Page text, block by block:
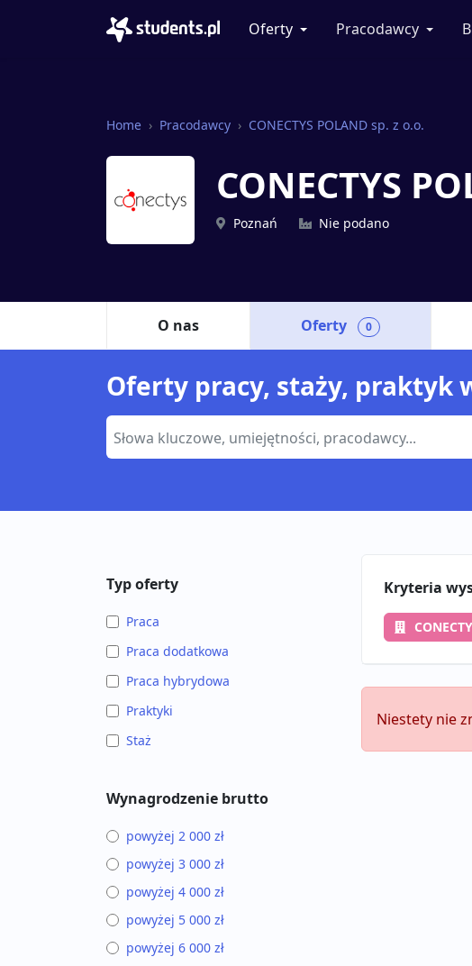
Oferty Pracodawcy
Home Pracodawcy CONECTYS POLAND sp. z o.o.
CONECTYS
Poznań Nie podano
O nas Oferty 0
Oferty pracy, staży, praktyk w
Typ oferty
Praca
Praca dodatkowa
Praca hybrydowa
Praktyki
Staż
Wynagrodzenie brutto
powyżej 2 000 zł
powyżej 3 000 zł
powyżej 4 000 zł
powyżej 5 000 zł
powyżej 6 000 zł
Kryteria
Niestety nie